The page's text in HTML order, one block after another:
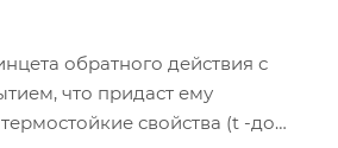
обратного действия с
что придаст ему
свойства (t -до